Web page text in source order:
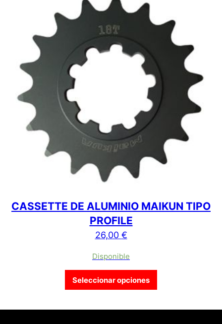
CASSETTE DE ALUMINIO MAIKUN TIPO
PROFILE
26,00 €
Disponible
Seleccionar opciones